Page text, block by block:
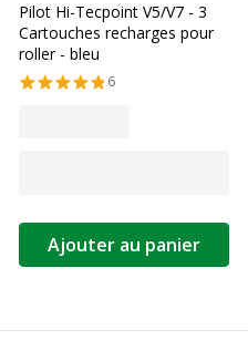
Pilot Hi-Tecpoint V5/V7 - 3
Cartouches recharges pour
roller - bleu
6
Ajouter au panier